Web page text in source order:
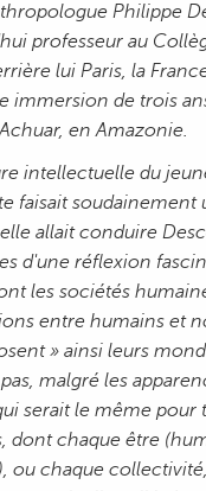
Philippe
professeur au
lui Paris, la
immersion de trois
en Amazonie.
intellectuelle du
faisait soudainement
allait conduire
d'une réflexion
les sociétés
entre humains et
» ainsi leurs
malgré les
serait le même pour
dont chaque être
ou chaque